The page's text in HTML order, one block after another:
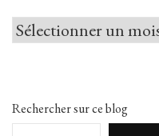
Par
Rechercher sur ce blog